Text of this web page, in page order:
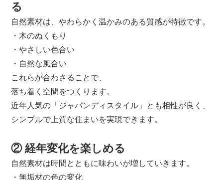
る
自然素材は、やわらかく温かみのある質感が特徴です。
・木のぬくもり
・やさしい色合い
・自然な風合い
これらが合わさることで、
落ち着く空間をつくります。
近年人気の「ジャパンディスタイル」とも相性が良く、
シンプルで上質な住まいを実現できます。
② 経年変化を楽しめる
自然素材は時間とともに味わいが増していきます。
・無垢材の色の変化